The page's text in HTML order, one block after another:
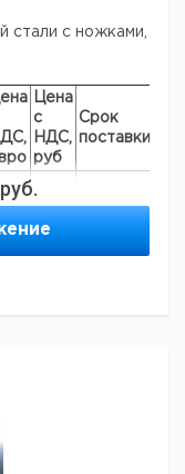
стали с ножками,
Цена
с
НДС,
руб
Срок
поставки
руб.